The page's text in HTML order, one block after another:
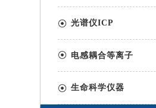
光谱仪ICP
电感耦合等离子
生命科学仪器